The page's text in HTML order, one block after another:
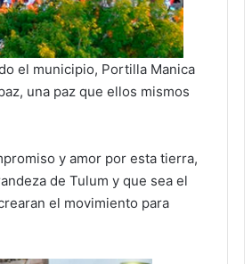
el municipio, Portilla Manica
una paz que ellos mismos
y amor por esta tierra,
de Tulum y que sea el
el movimiento para